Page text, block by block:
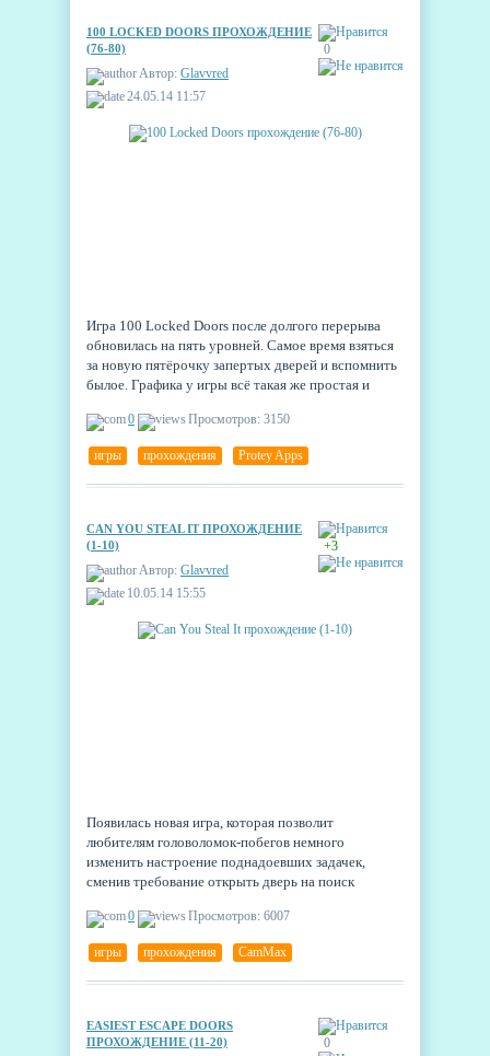
0
100 LOCKED DOORS ПРОХОЖДЕНИЕ
(76-80)
Автор: Glavvred
24.05.14 11:57
Игра 100 Locked Doors после долгого перерыва
обновилась на пять уровней. Самое время взяться
за новую пятёрочку запертых дверей и вспомнить
былое. Графика у игры всё такая же простая и
интересные.
0 Просмотров: 3150
игры прохождения Protey Apps
+3
CAN YOU STEAL IT ПРОХОЖДЕНИЕ
(1-10)
Автор: Glavvred
10.05.14 15:55
Появилась новая игра, которая позволит
любителям головоломок-побегов немного
изменить настроение поднадоевших задачек,
сменив требование открыть дверь на поиск
Steal It - "Можешь ли ты украсть это" -
рассказывает о приключениях одного честного
вора.
0 Просмотров: 6007
игры прохождения CamMax
0
EASIEST ESCAPE DOORS
ПРОХОЖДЕНИЕ (11-20)